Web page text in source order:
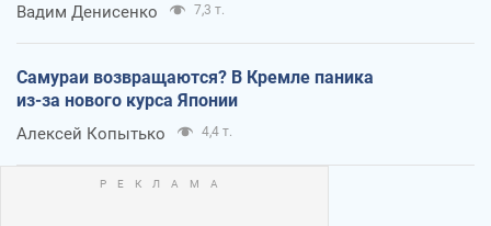
Вадим Денисенко 7,3 т.
Самураи возвращаются? В Кремле паника
из-за нового курса Японии
Алексей Копытько 4,4 т.